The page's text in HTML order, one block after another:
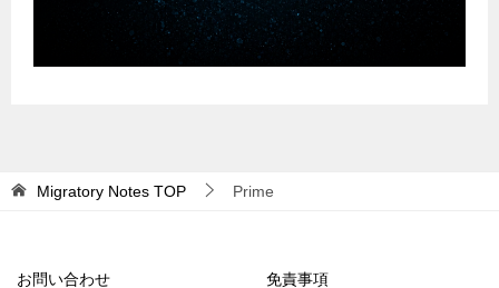
Migratory Notes TOP Prime
お問い合わせ 免責事項